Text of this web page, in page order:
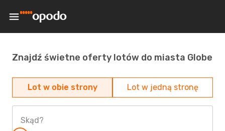
Znajdź świetne oferty lotów do miasta Globe
Lot w obie strony Lot w jedną stronę
Skąd?